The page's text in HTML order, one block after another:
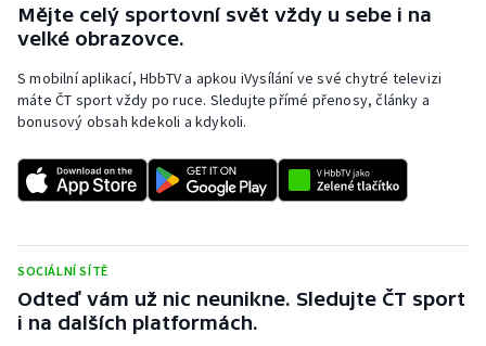
Mějte celý sportovní svět vždy u sebe i na
velké obrazovce.
S mobilní aplikací, HbbTV a apkou iVysílání ve své chytré televizi
máte ČT sport vždy po ruce. Sledujte přímé přenosy, články a
bonusový obsah kdekoli a kdykoli.
SOCIÁLNÍ SÍTĚ
Odteď vám už nic neunikne. Sledujte ČT sport
i na dalších platformách.